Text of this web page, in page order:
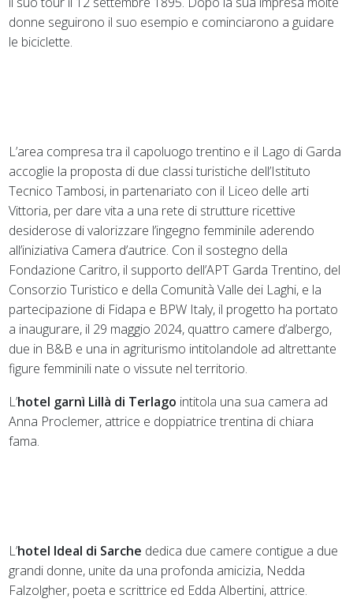
donne seguirono il suo esempio e cominciarono a guidare
le biciclette.
L’area compresa tra il capoluogo trentino e il Lago di Garda
accoglie la proposta di due classi turistiche dell’Istituto
Tecnico Tambosi, in partenariato con il Liceo delle arti
Vittoria, per dare vita a una rete di strutture ricettive
desiderose di valorizzare l’ingegno femminile aderendo
all’iniziativa Camera d’autrice. Con il sostegno della
Fondazione Caritro, il supporto dell’APT Garda Trentino, del
Consorzio Turistico e della Comunità Valle dei Laghi, e la
partecipazione di Fidapa e BPW Italy, il progetto ha portato
a inaugurare, il 29 maggio 2024, quattro camere d’albergo,
due in B&B e una in agriturismo intitolandole ad altrettante
figure femminili nate o vissute nel territorio.
L’hotel garnì Lillà di Terlago intitola una sua camera ad
Anna Proclemer, attrice e doppiatrice trentina di chiara
fama.
L’hotel Ideal di Sarche dedica due camere contigue a due
grandi donne, unite da una profonda amicizia, Nedda
Falzolgher, poeta e scrittrice ed Edda Albertini, attrice.